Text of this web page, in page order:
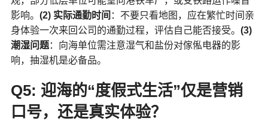
影响。 (2) 实际通勤时间 ：不要只看地图，应在繁忙时间亲
身体验一次来回公司的通勤过程，评估自己能否接受。 (3)
潮湿问题：向海单位需注意湿气和盐份对傢俬电器的影
响，抽湿机是必备品。
Q5: 迎海的“度假式生活”仅是营销
口号，还是真实体验？